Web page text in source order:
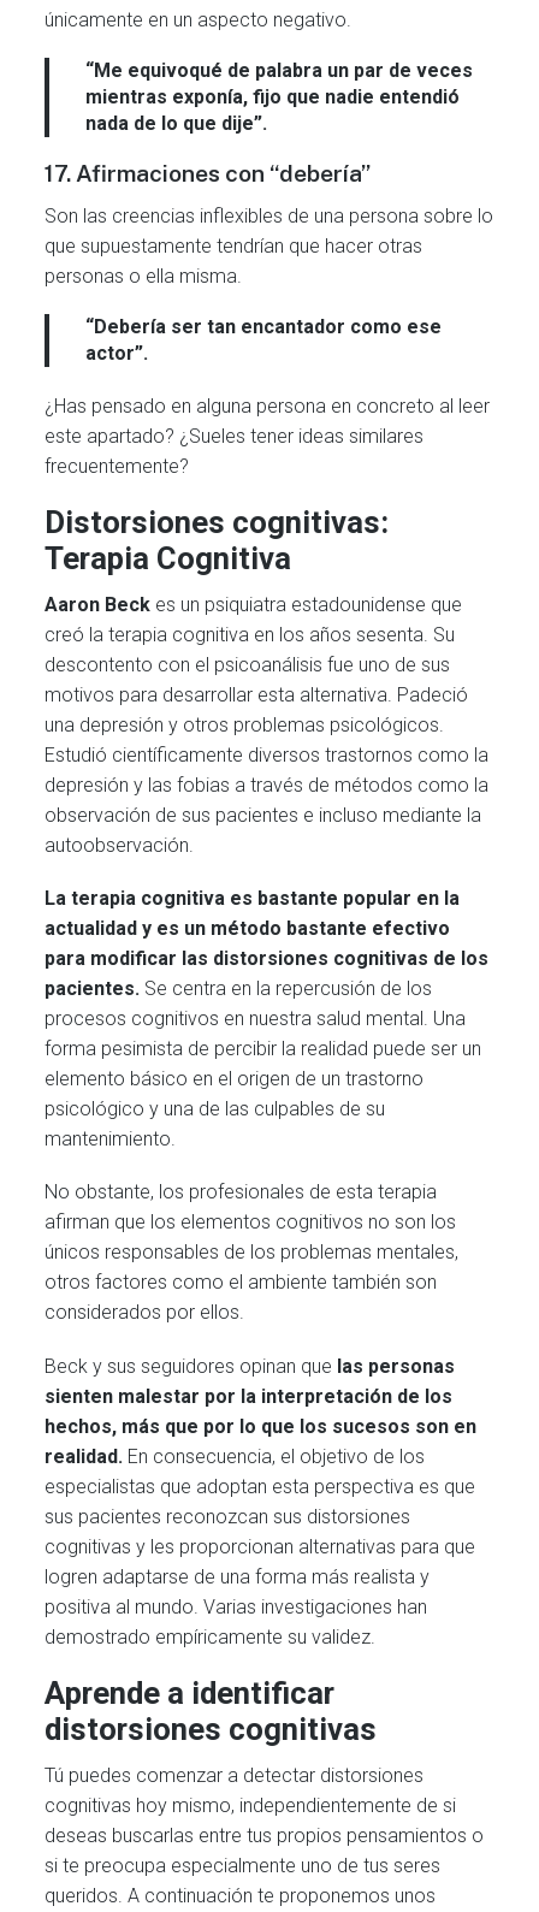
únicamente en un aspecto negativo.
“Me equivoqué de palabra un par de veces
mientras exponía, fijo que nadie entendió
nada de lo que dije”.
17. Afirmaciones con “debería”
Son las creencias inflexibles de una persona sobre lo
que supuestamente tendrían que hacer otras
personas o ella misma.
“Debería ser tan encantador como ese
actor”.
¿Has pensado en alguna persona en concreto al leer
este apartado? ¿Sueles tener ideas similares
frecuentemente?
Distorsiones cognitivas:
Terapia Cognitiva
Aaron Beck es un psiquiatra estadounidense que
creó la terapia cognitiva en los años sesenta. Su
descontento con el psicoanálisis fue uno de sus
motivos para desarrollar esta alternativa. Padeció
una depresión y otros problemas psicológicos.
Estudió científicamente diversos trastornos como la
depresión y las fobias a través de métodos como la
observación de sus pacientes e incluso mediante la
autoobservación.
La terapia cognitiva es bastante popular en la
actualidad y es un método bastante efectivo
para modificar las distorsiones cognitivas de los
pacientes. Se centra en la repercusión de los
procesos cognitivos en nuestra salud mental. Una
forma pesimista de percibir la realidad puede ser un
elemento básico en el origen de un trastorno
psicológico y una de las culpables de su
mantenimiento.
No obstante, los profesionales de esta terapia
afirman que los elementos cognitivos no son los
únicos responsables de los problemas mentales,
otros factores como el ambiente también son
considerados por ellos.
Beck y sus seguidores opinan que las personas
sienten malestar por la interpretación de los
hechos, más que por lo que los sucesos son en
realidad. En consecuencia, el objetivo de los
especialistas que adoptan esta perspectiva es que
sus pacientes reconozcan sus distorsiones
cognitivas y les proporcionan alternativas para que
logren adaptarse de una forma más realista y
positiva al mundo. Varias investigaciones han
demostrado empíricamente su validez.
Aprende a identificar
distorsiones cognitivas
Tú puedes comenzar a detectar distorsiones
cognitivas hoy mismo, independientemente de si
deseas buscarlas entre tus propios pensamientos o
si te preocupa especialmente uno de tus seres
queridos. A continuación te proponemos unos